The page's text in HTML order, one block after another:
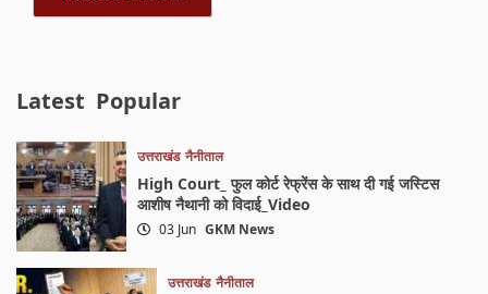
Latest Popular
उत्तराखंड नैनीताल
High Court_ फुल कोर्ट रेफ्रेंस के साथ दी गई जस्टिस
आशीष नैथानी को विदाई_Video
03 Jun GKM News
उत्तराखंड नैनीताल